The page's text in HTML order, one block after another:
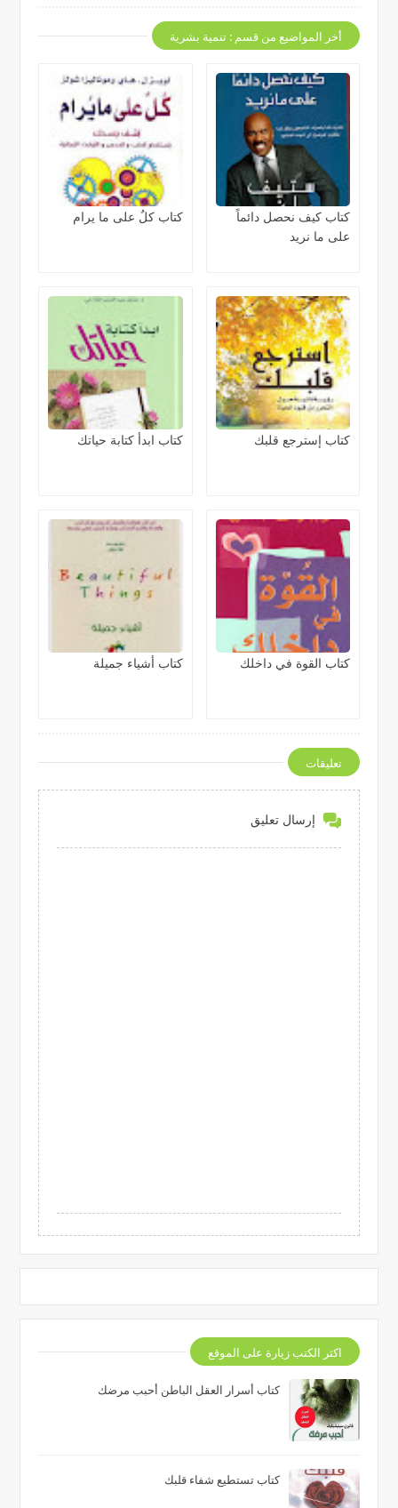
أخر المواضيع من قسم : تنمية بشرية
كتاب كيف نحصل دائماً
على ما نريد
كتاب كلٌ على ما يرام
كتاب إسترجع قلبك كتاب ابدأ كتابة حياتك
كتاب القوة في داخلك كتاب أشياء جميلة
تعليقات
إرسال تعليق
اكثر الكتب زيارة على الموقع
كتاب أسرار العقل الباطن أحبب مرضك
كتاب تستطيع شفاء قلبك